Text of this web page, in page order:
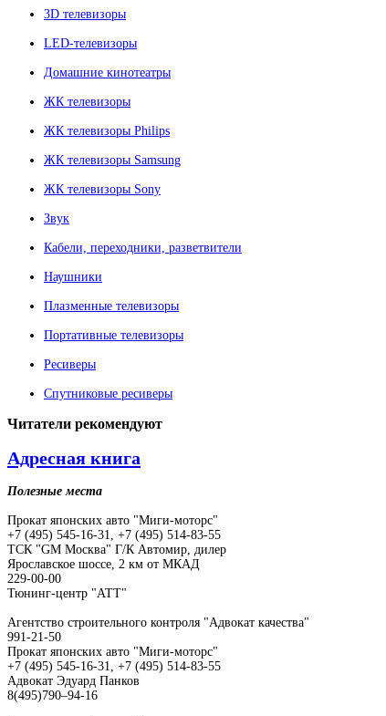
3D телевизоры
LED-телевизоры
Домашние кинотеатры
ЖК телевизоры
ЖК телевизоры Philips
ЖК телевизоры Samsung
ЖК телевизоры Sony
Звук
Кабели, переходники, разветвители
Наушники
Плазменные телевизоры
Портативные телевизоры
Ресиверы
Спутниковые ресиверы
Читатели рекомендуют
Адресная книга
Полезные места
Прокат японских авто "Миги-моторс"
+7 (495) 545-16-31, +7 (495) 514-83-55
ТСК "GM Москва" Г/К Автомир, дилер
Ярославское шоссе, 2 км от МКАД
229-00-00
Тюнинг-центр "АТТ"
Агентство строительного контроля "Адвокат качества"
991-21-50
Прокат японских авто "Миги-моторс"
+7 (495) 545-16-31, +7 (495) 514-83-55
Адвокат Эдуард Панков
8(495)790–94-16